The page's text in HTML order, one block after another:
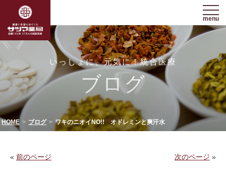
menu
いっしょに、元気に！統合医療
ブログ
HOME ブログ ワキのニオイNO!! オドレミンと爽汗水
« 前のページ 次のページ »